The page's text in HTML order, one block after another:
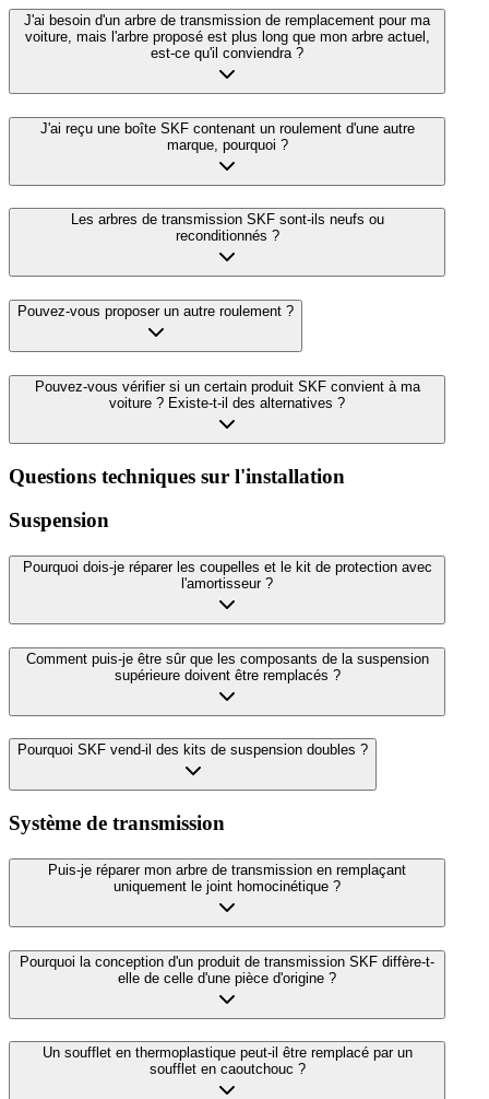
J'ai besoin d'un arbre de transmission de remplacement pour ma
voiture, mais l'arbre proposé est plus long que mon arbre actuel,
est-ce qu'il conviendra ?
J'ai reçu une boîte SKF contenant un roulement d'une autre
marque, pourquoi ?
Les arbres de transmission SKF sont-ils neufs ou
reconditionnés ?
Pouvez-vous proposer un autre roulement ?
Pouvez-vous vérifier si un certain produit SKF convient à ma
voiture ? Existe-t-il des alternatives ?
Questions techniques sur l'installation
Suspension
Pourquoi dois-je réparer les coupelles et le kit de protection avec
l'amortisseur ?
Comment puis-je être sûr que les composants de la suspension
supérieure doivent être remplacés ?
Pourquoi SKF vend-il des kits de suspension doubles ?
Système de transmission
Puis-je réparer mon arbre de transmission en remplaçant
uniquement le joint homocinétique ?
Pourquoi la conception d'un produit de transmission SKF diffère-t-
elle de celle d'une pièce d'origine ?
Un soufflet en thermoplastique peut-il être remplacé par un
soufflet en caoutchouc ?